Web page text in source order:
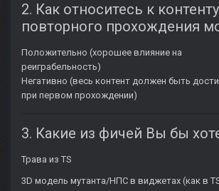
2. Как относитесь к
повторного прохождения
Положительно (хорошее влияние на
реиграбельность)
Негативно (весь контент должен быть
при первом прохождении)
3. Какие из фичей Вы бы
Трава из TS
3D модель мутанта/НПС в виджетах (как в